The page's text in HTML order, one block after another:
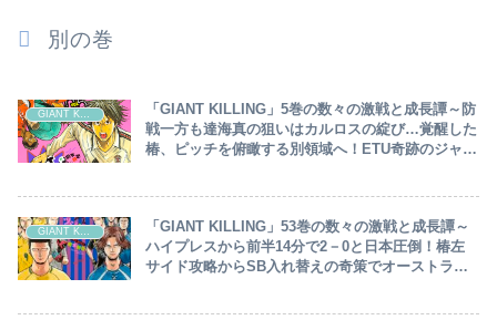
別の巻
GIANT KILLING
「GIANT KILLING」5巻の数々の激戦と成長譚～防
戦一方も達海真の狙いはカルロスの綻び…覚醒した
椿、ピッチを俯瞰する別領域へ！ETU奇跡のジャイ
GIANT KILLING
「GIANT KILLING」53巻の数々の激戦と成長譚～
ハイプレスから前半14分で2－0と日本圧倒！椿左
サイド攻略からSB入れ替えの奇策でオーストラリ